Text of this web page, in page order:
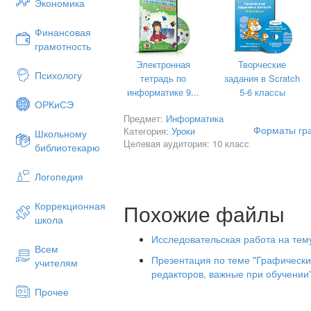
Экономика
Финансовая
грамотность
Психологу
ОРКиСЭ
Школьному
библиотекарю
Логопедия
Коррекционная
школа
Всем
учителям
Прочее
в цифровую, например, в процессе
или фотопленке рисунков и
фото- и видеокамер, при просмотре
с использованием ТВ-тюнера и так
Можно создать растровое
компьютере с использованием
ROM или DVD-ROM-дисков или
Растровое изображение
(пикселей), которые образуют
определенное положение и цвет.
Качество растрового
(количества пикселей по
которые можно задать для каждого
В качестве примера рассмотрим
изображение улыбающейся
Электронная
тетрадь по
информатике 9...
Творческие
задания в Sсratch
5-6 классы
Предмет: Информатика
Категория:Уроки
Целевая аудитория: 10 класс
Форматы
Похожие файлы
Исследовательская работа на
Презентация по теме
редакторов, важные при